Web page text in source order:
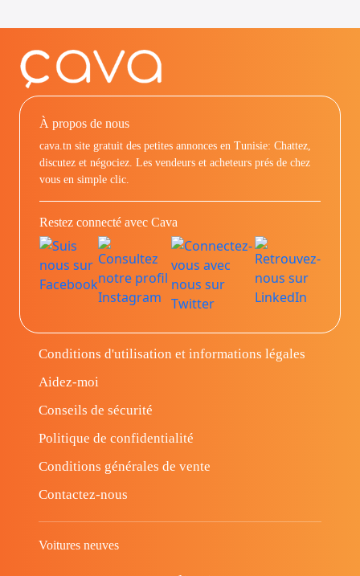
À propos de nous
cava.tn site gratuit des petites annonces en Tunisie: Chattez,
discutez et négociez. Les vendeurs et acheteurs prés de chez
vous en simple clic.
Restez connecté avec Cava
Conditions d'utilisation et informations légales
Aidez-moi
Conseils de sécurité
Politique de confidentialité
Conditions générales de vente
Contactez-nous
Voitures neuves